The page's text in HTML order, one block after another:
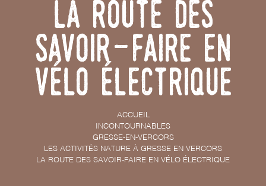
La Route des
Savoir-Faire en
vélo électrique
ACCUEIL
INCONTOURNABLES
GRESSE-EN-VERCORS
LES ACTIVITÉS NATURE À GRESSE EN VERCORS
LA ROUTE DES SAVOIR-FAIRE EN VÉLO ÉLECTRIQUE